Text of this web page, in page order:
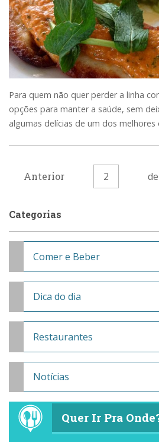
Para quem não quer perder a linha
opções para manter a saúde, sem
algumas delícias de um dos melhores
Anterior 2
Categorias
Comer e Beber
Dica do dia
Restaurantes
Notícias
Quer Ir Pra